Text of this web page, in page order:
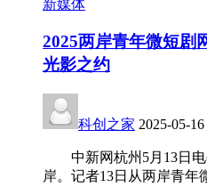
新媒体
2025两岸青年微短剧
光影之约
科创之家 2025-05-16
中新网杭州5月13日电(
岸。记者13日从两岸青年